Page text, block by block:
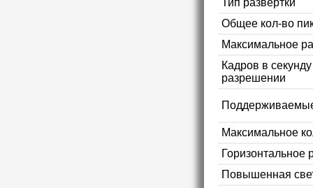
Общее кол-во
Максимальное
Кадров в
разрешении
Максимальное
Горизонтальное
Повышенная